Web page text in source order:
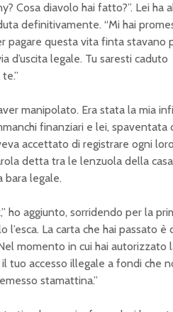
Cosa diavolo hai fatto?”. Lei ha
definitivamente. “Mi hai
pagare questa vita finta stavano
d’uscita legale. Tu saresti caduto
manipolato. Era stata la mia
finanziari e lei, spaventata
accettato di registrare ogni loro
detta tra le lenzuola della
bara legale.
ho aggiunto, sorridendo per la
l’esca. La carta che hai passato è
momento in cui hai autorizzato
tuo accesso illegale a fondi che
stamattina.”